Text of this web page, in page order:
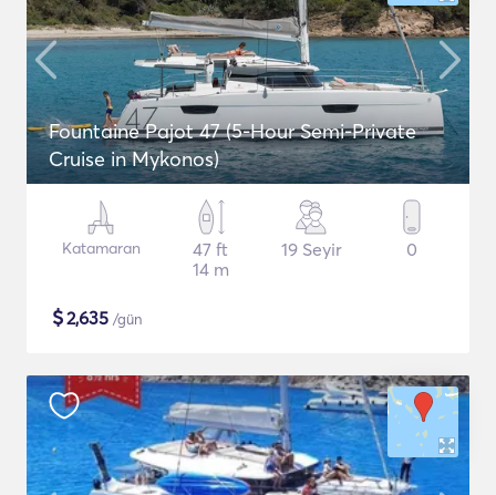
Fountaine Pajot 47 (5-Hour Semi-Private
Cruise in Mykonos)
Katamaran
47 ft
14 m
19 Seyir 0
$2,635 /gün